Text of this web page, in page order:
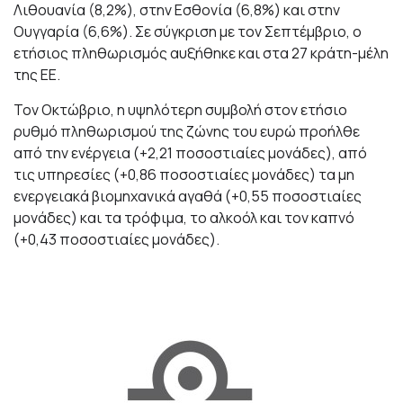
Λιθουανία (8,2%), στην Εσθονία (6,8%) και στην
Ουγγαρία (6,6%). Σε σύγκριση με τον Σεπτέμβριο, ο
ετήσιος πληθωρισμός αυξήθηκε και στα 27 κράτη-μέλη
της ΕΕ.
Τον Οκτώβριο, η υψηλότερη συμβολή στον ετήσιο
ρυθμό πληθωρισμού της ζώνης του ευρώ προήλθε
από την ενέργεια (+2,21 ποσοστιαίες μονάδες), από
τις υπηρεσίες (+0,86 ποσοστιαίες μονάδες) τα μη
ενεργειακά βιομηχανικά αγαθά (+0,55 ποσοστιαίες
μονάδες) και τα τρόφιμα, το αλκοόλ και τον καπνό
(+0,43 ποσοστιαίες μονάδες).